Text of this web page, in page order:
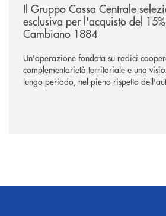
Il Gruppo Cassa Centrale
esclusiva per l'acquisto del
Cambiano 1884
Un'operazione fondata su radici
complementarietà territoriale e una
lungo periodo, nel pieno rispetto
negoziazione esclusiva per la